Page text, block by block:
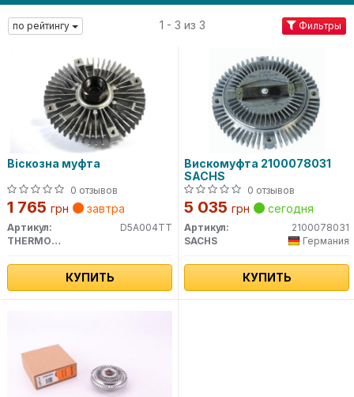
по рейтингу 1 - 3 из 3 Фильтры
Віскозна муфта
0 отзывов
1 765 грн завтра
Артикул:
D5A004TT
THERMOTEC
КУПИТЬ
Вискомуфта 2100078031
SACHS
0 отзывов
5 035 грн сегодня
Артикул:
2100078031
SACHS
Германия
КУПИТЬ